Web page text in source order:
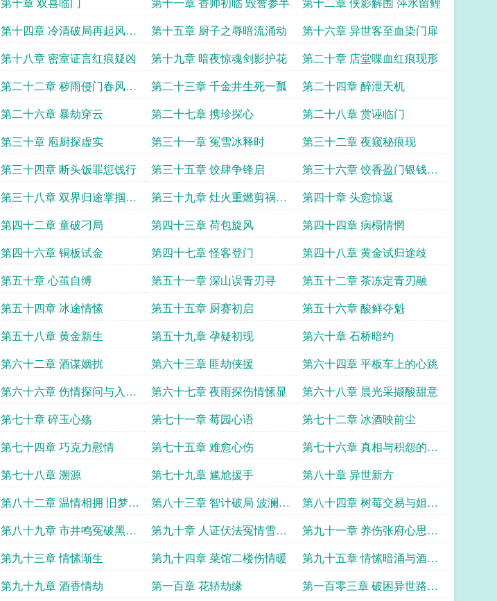
第十四章 冷清破局再起风波
浮
第十五章 厨子之辱暗流涌动
第十六章 异世客至血染门扉
第十八章 密室证言红痕疑凶 第十九章 暗夜惊魂剑影护花
第二十章 店堂喋血红痕现形
第二十二章 秽雨侵门春风拭
槛
第二十三章 千金井生死一瓢
第二十四章 醉泄天机
第二十六章 暴劫穿云 第二十七章 携珍探心
第二十八章 赏诬临门
第三十章 庖厨探虚实 第三十一章 冤雪冰释时
第三十二章 夜窥秘痕现
第三十四章 断头饭罪愆饯行 第三十五章 饺肆争锋启
第三十六章 饺香盈门银钱初
分
第三十八章 双界归途掌掴惊
魂
第三十九章 灶火重燃剪祸突
发
第四十章 头愈惊返
第四十二章 童破刁局 第四十三章 荷包旋风
第四十四章 病榻情惘
第四十六章 铜板试金 第四十七章 怪客登门
第四十八章 黄金试归途歧
第五十章 心茧自缚 第五十一章 深山误青刃寻
第五十二章 茶冻定青刃融
第五十四章 冰途情愫 第五十五章 厨赛初启
第五十六章 酸鲜夺魁
第五十八章 黄金新生 第五十九章 孕疑初现
第六十章 石桥暗约
第六十二章 酒谋姻扰 第六十三章 匪劫侠援
第六十四章 平板车上的心跳
第六十六章 伤情探问与入学
难关
第六十七章 夜雨探伤情愫显
第六十八章 晨光采撷酸甜意
第七十章 碎玉心殇 第七十一章 莓园心语
第七十二章 冰酒映前尘
第七十四章 巧克力慰情 第七十五章 难愈心伤
第七十六章 真相与积怨的爆
发
第七十八章 溯源 第七十九章 尴尬援手
第八十章 异世新方
第八十二章 温情相拥 旧梦难
平
第八十三章 智计破局 波澜隐
现
第八十四章 树莓交易与姐妹
心结
第八十九章 市井鸣冤破黑幕
牢狱惊变阻杀机
第九十章 人证伏法冤情雪重
伤初醒入张府
第九十一章 养伤张府心思重
闻讯道然急欲探
第九十三章 情愫渐生 第九十四章 菜馆二楼伤情暖
第九十五章 情愫暗涌与酒香
初酿
第九十九章 酒香情劫 第一百章 花轿劫缘
第一百零三章 破困异世路归